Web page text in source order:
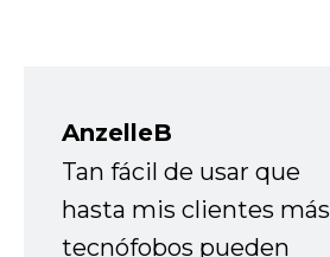
AnzelleB
Tan fácil de usar que
hasta mis clientes más
tecnófobos pueden